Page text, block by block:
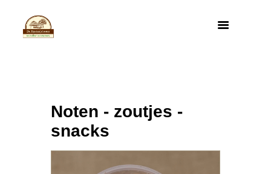
Noten - zoutjes -
snacks